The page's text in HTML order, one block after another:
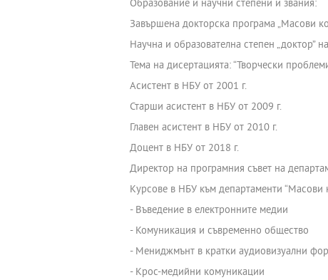
Образование и научни степени и звания:
Завършена докторска програма „Масови
Научна и образователна степен
Тема на дисертацията: “Творчески
Асистент в НБУ от 2001 г.
Старши асистент в НБУ от 2009 г.
Главен асистент в НБУ от 2010 г.
Доцент в НБУ от 2018 г.
Директор на програмния съвет на
Курсове в НБУ към департаменти “Масови
- Въведение в електронните медии
- Комуникация и съвременно общество
- Мениджмънт в кратки аудиовизуални
- Крос-медийни комуникации